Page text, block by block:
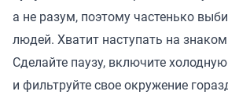
а не разум, поэтому частенько
людей. Хватит наступать на
Сделайте паузу, включите
и фильтруйте свое окружение